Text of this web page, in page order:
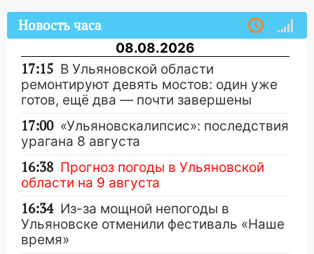
Новость часа
08.08.2026
17:15 В Ульяновской области
ремонтируют девять мостов: один уже
готов, ещё два — почти завершены
17:00 «Ульяновскалипсис»: последствия
урагана 8 августа
16:38 Прогноз погоды в Ульяновской
области на 9 августа
16:34 Из-за мощной непогоды в
Ульяновске отменили фестиваль «Наше
время»